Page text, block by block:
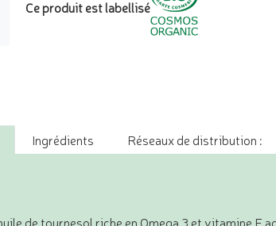
Ce produit est labellisé
Ingrédients Réseaux de distribution :
de tournesol riche en Omega 3 et vitamine E